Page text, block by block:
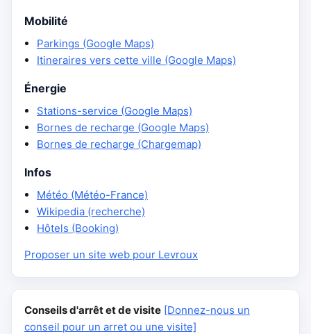
Mobilité
Parkings (Google Maps)
Itineraires vers cette ville (Google Maps)
Énergie
Stations-service (Google Maps)
Bornes de recharge (Google Maps)
Bornes de recharge (Chargemap)
Infos
Météo (Météo-France)
Wikipedia (recherche)
Hôtels (Booking)
Proposer un site web pour Levroux
Conseils d'arrêt et de visite [Donnez-nous un
conseil pour un arret ou une visite]